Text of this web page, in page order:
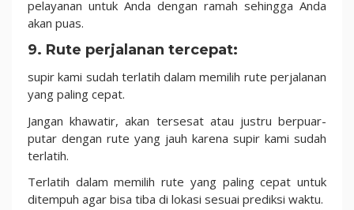
pelayanan untuk Anda dengan ramah sehingga Anda
akan puas.
9. Rute perjalanan tercepat:
supir kami sudah terlatih dalam memilih rute perjalanan
yang paling cepat.
Jangan khawatir, akan tersesat atau justru berpuar-
putar dengan rute yang jauh karena supir kami sudah
terlatih.
Terlatih dalam memilih rute yang paling cepat untuk
ditempuh agar bisa tiba di lokasi sesuai prediksi waktu.